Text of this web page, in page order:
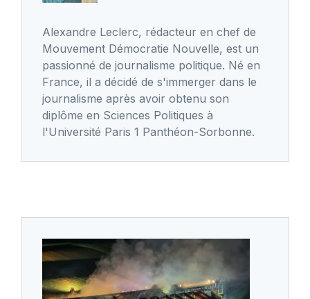
Alexandre Leclerc, rédacteur en chef de
Mouvement Démocratie Nouvelle, est un
passionné de journalisme politique. Né en
France, il a décidé de s'immerger dans le
journalisme après avoir obtenu son
diplôme en Sciences Politiques à
l'Université Paris 1 Panthéon-Sorbonne.